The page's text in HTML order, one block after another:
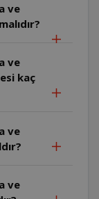
ve
ve
kaç
ve
ve